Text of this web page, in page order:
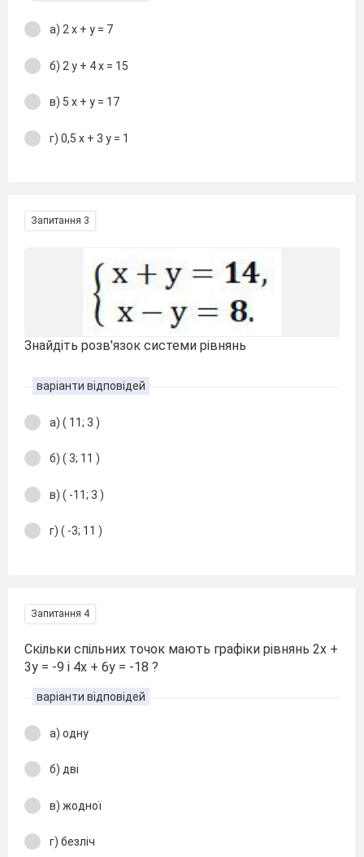
а) 2 х + у = 7
б) 2 у + 4 х = 15
в) 5 х + у = 17
г) 0,5 х + 3 у = 1
Запитання 3
Знайдіть розв'язок системи рівнянь
варіанти відповідей
а) ( 11; 3 )
б) ( 3; 11 )
в) ( -11; 3 )
г) ( -3; 11 )
Запитання 4
Скільки спільних точок мають графіки рівнянь 2х +
3у = -9 і 4х + 6у = -18 ?
варіанти відповідей
а) одну
б) дві
в) жодної
г) безліч